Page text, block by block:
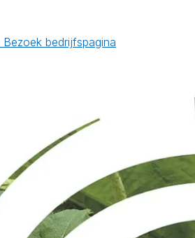
Bezoek bedrijfspagina